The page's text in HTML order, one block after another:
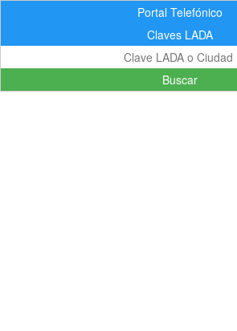
Portal Telefónico
Claves LADA
Buscar